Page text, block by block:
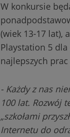
W konkursie
(wiek 13-17 lat),
Playstation 5
najlepszych
- Każdy z nas
100 lat. Rozwój
„szkołami
Internetu do